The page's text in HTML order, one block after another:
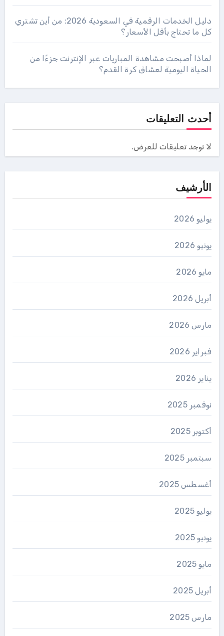
دليل الخدمات الرقمية في السعودية 2026: من أين تشتري
كل ما تحتاج بأقل الأسعار؟
لماذا أصبحت مشاهدة المباريات عبر الإنترنت جزءًا من
الحياة اليومية لعشاق كرة القدم؟
أحدث التعليقات
لا توجد تعليقات للعرض.
الأرشيف
يوليو 2026
يونيو 2026
مايو 2026
أبريل 2026
مارس 2026
فبراير 2026
يناير 2026
نوفمبر 2025
أكتوبر 2025
سبتمبر 2025
أغسطس 2025
يوليو 2025
يونيو 2025
مايو 2025
أبريل 2025
مارس 2025